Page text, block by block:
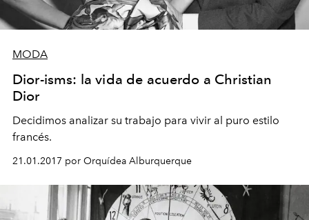
MODA
Dior-isms: la vida de acuerdo a Christian
Dior
Decidimos analizar su trabajo para vivir al puro estilo
francés.
21.01.2017 por Orquídea Alburquerque